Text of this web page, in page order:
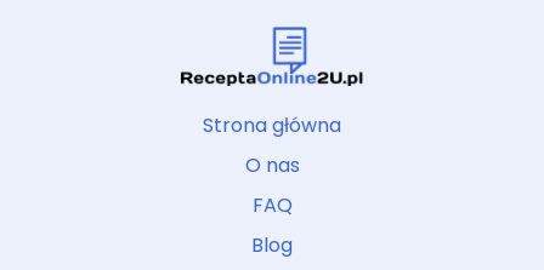
Strona główna
O nas
FAQ
Blog